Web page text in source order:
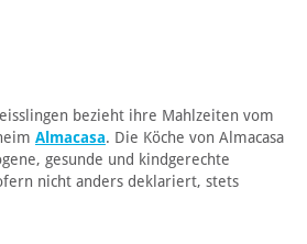
bezieht ihre Mahlzeiten vom
Almacasa. Die Köche von Almacasa
gesunde und kindgerechte
nicht anders deklariert, stets